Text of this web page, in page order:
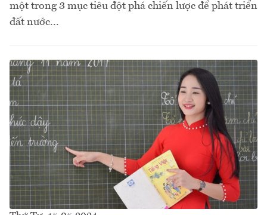
một trong 3 mục tiêu đột phá chiến lược để phát triển
đất nước...